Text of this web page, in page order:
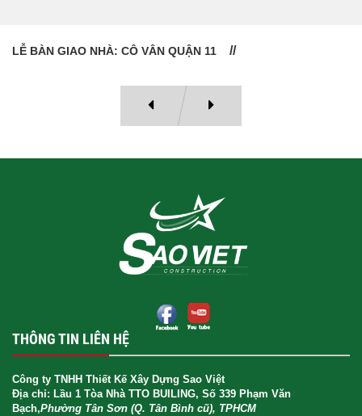
LỄ BÀN GIAO NHÀ: CÔ VÂN QUẬN 11
THÔNG TIN LIÊN HỆ
Công ty TNHH Thiết Kế Xây Dựng Sao Việt
Địa chỉ: Lầu 1 Tòa Nhà TTO BUILING, Số 339 Phạm Văn
Bạch,Phường Tân Sơn (Q. Tân Bình cũ), TPHCM